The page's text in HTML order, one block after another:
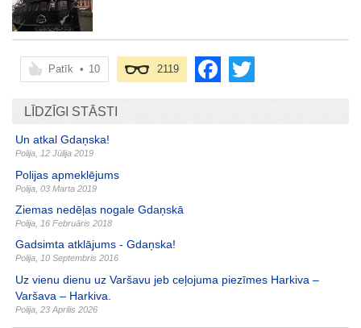
Patīk • 10 2119
LĪDZĪGI STĀSTI
Un atkal Gdaņska!
Polija 12 Jūlija 2019
Polijas apmeklējums
Polija 03 Marta 2019
Ziemas nedēļas nogale Gdaņskā
Polija 16 Februāris 2018
Gadsimta atklājums - Gdaņska!
Polija 10 Septembris 2016
Uz vienu dienu uz Varšavu jeb ceļojuma piezīmes Harkiva –
Varšava – Harkiva.
Polija 23 Aprilis 2026